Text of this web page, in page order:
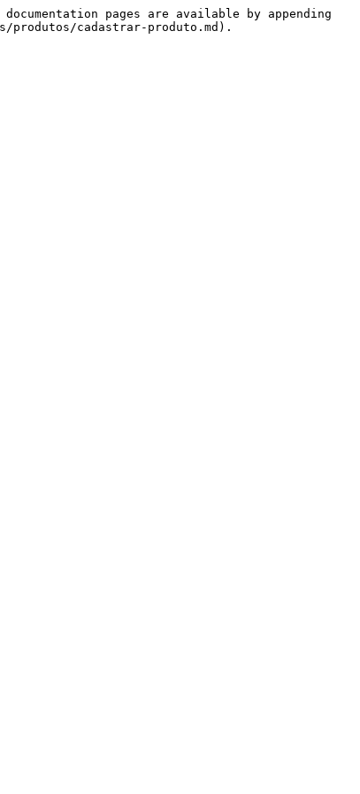
pages are available by appending
cadastrar-produto.md).